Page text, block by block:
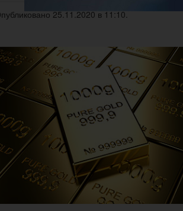
25.11.2020 в 11:10.